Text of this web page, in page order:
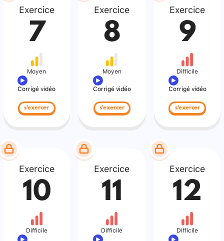
Exercice
7
Moyen
Corrigé vidéo
s'exercer
Exercice
8
Moyen
Corrigé vidéo
s'exercer
Exercice
9
Difficile
Corrigé vidéo
s'exercer
Exercice
10
Difficile
Exercice
11
Difficile
Exercice
12
Difficile